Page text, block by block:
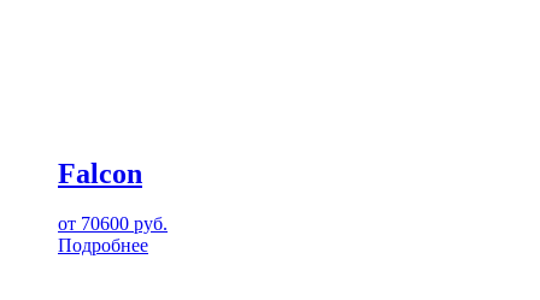
Falcon
от 70600 руб.
Подробнее